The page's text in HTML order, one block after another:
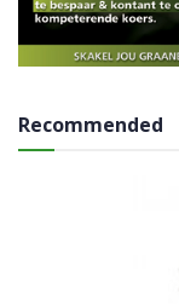
Recommended